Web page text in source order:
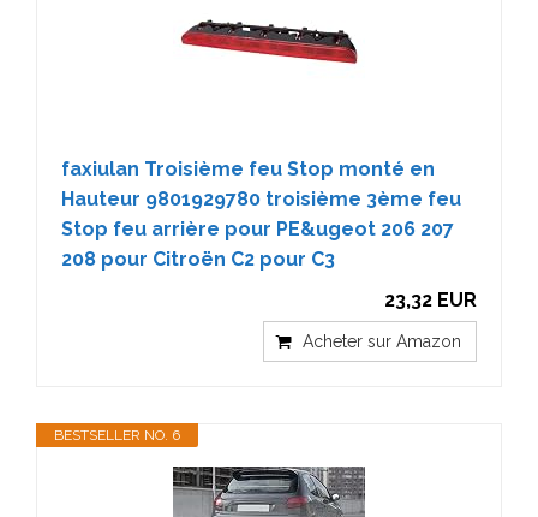
faxiulan Troisième feu Stop monté en
Hauteur 9801929780 troisième 3ème feu
Stop feu arrière pour PE&ugeot 206 207
208 pour Citroën C2 pour C3
23,32 EUR
Acheter sur Amazon
BESTSELLER NO. 6